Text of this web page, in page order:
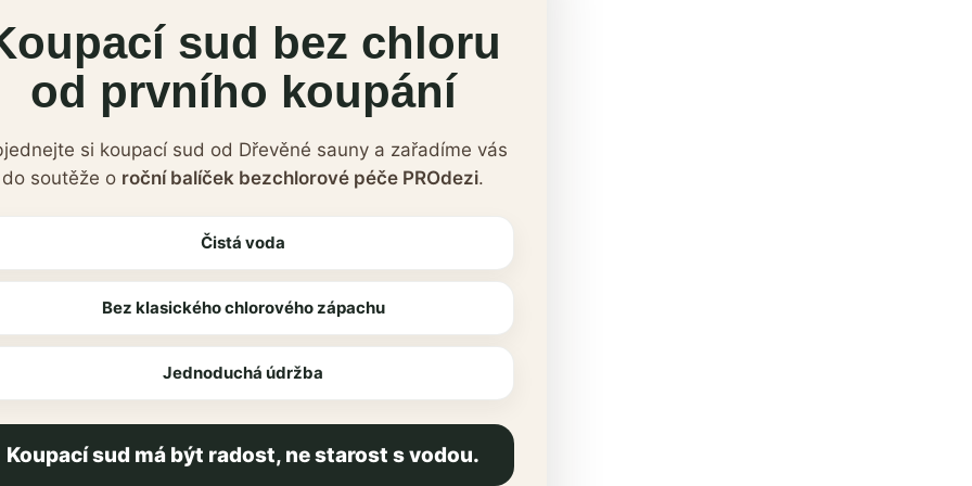
sud bez chloru
od prvního koupání
si koupací sud od Dřevěné sauny a zařadíme vás
do soutěže o roční balíček bezchlorové péče PROdezi.
Čistá voda
Bez klasického chlorového zápachu
Jednoduchá údržba
Koupací sud má být radost, ne starost s vodou.